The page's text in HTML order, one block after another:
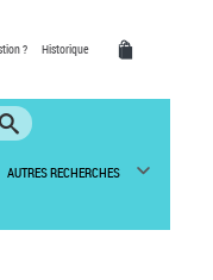
? Historique
AUTRES RECHERCHES